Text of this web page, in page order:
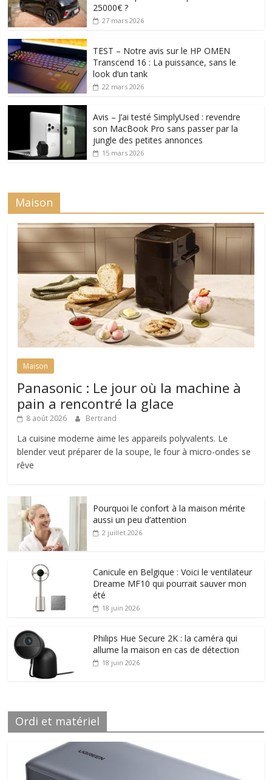
25000€ ?
27 mars 2026
TEST – Notre avis sur le HP OMEN
Transcend 16 : La puissance, sans le
look d’un tank
22 mars 2026
Avis – J’ai testé SimplyUsed : revendre
son MacBook Pro sans passer par la
jungle des petites annonces
15 mars 2026
Maison
Maison
Panasonic : Le jour où la machine à
pain a rencontré la glace
8 août 2026 Bertrand
La cuisine moderne aime les appareils polyvalents. Le
blender veut préparer de la soupe, le four à micro-ondes se
rêve
Pourquoi le confort à la maison mérite
aussi un peu d’attention
2 juillet 2026
Canicule en Belgique : Voici le ventilateur
Dreame MF10 qui pourrait sauver mon
été
18 juin 2026
Philips Hue Secure 2K : la caméra qui
allume la maison en cas de détection
18 juin 2026
Ordi et matériel